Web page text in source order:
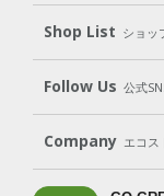
Shop List ショッ
Follow Us 公式
LINE＠
Company エコ
会社案内